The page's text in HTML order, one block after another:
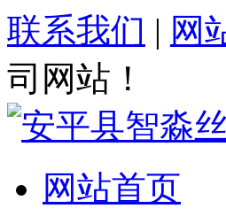
联系我们 | 网
司网站！
网站首页